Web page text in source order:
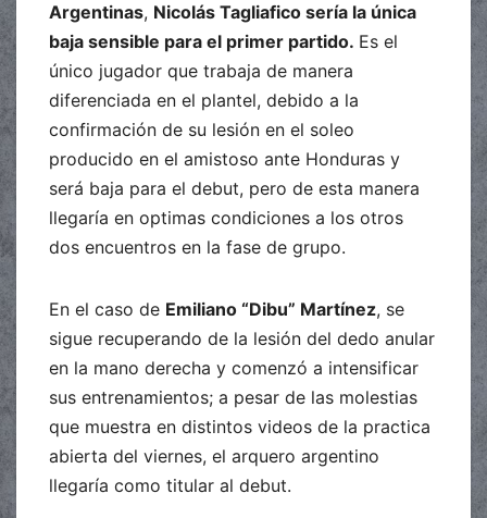
Argentinas, Nicolás Tagliafico sería la única
baja sensible para el primer partido. Es el
único jugador que trabaja de manera
diferenciada en el plantel, debido a la
confirmación de su lesión en el soleo
producido en el amistoso ante Honduras y
será baja para el debut, pero de esta manera
llegaría en optimas condiciones a los otros
dos encuentros en la fase de grupo.
En el caso de Emiliano “Dibu” Martínez, se
sigue recuperando de la lesión del dedo anular
en la mano derecha y comenzó a intensificar
sus entrenamientos; a pesar de las molestias
que muestra en distintos videos de la practica
abierta del viernes, el arquero argentino
llegaría como titular al debut.